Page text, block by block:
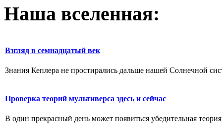
Наша вселенная:
Взгляд в семнадцатый век
Знания Кеплера не простирались дальше нашей Солнечной
Проверка теорий мультиверса здесь и сейчас
В один прекрасный день может появиться убедительная